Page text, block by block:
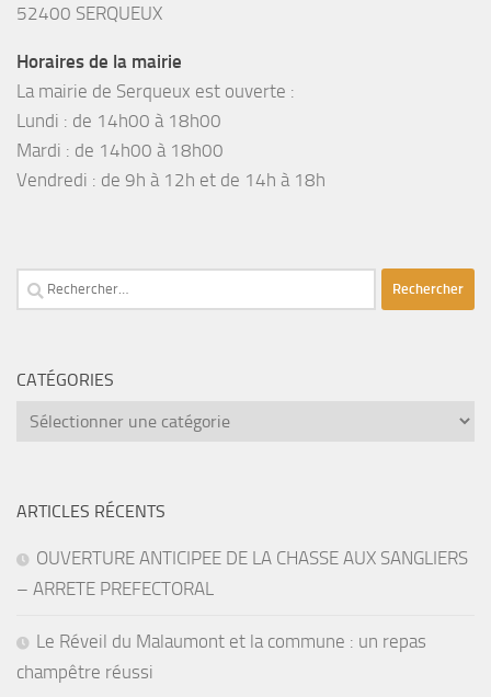
52400 SERQUEUX
Horaires de la mairie
La mairie de Serqueux est ouverte :
Lundi : de 14h00 à 18h00
Mardi : de 14h00 à 18h00
Vendredi : de 9h à 12h et de 14h à 18h
Rechercher :
CATÉGORIES
catégories
ARTICLES RÉCENTS
OUVERTURE ANTICIPEE DE LA CHASSE AUX SANGLIERS
– ARRETE PREFECTORAL
Le Réveil du Malaumont et la commune : un repas
champêtre réussi